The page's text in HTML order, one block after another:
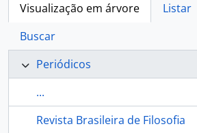
Visualização em árvore
Listar
Buscar
Periódicos
...
Revista Brasileira de Filosofia